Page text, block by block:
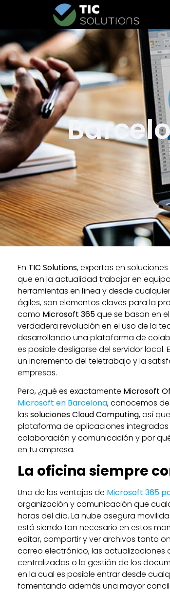
En TIC Solutions, expertos en soluciones
que en la actualidad trabajar en
herramientas en línea y desde
ágiles, son elementos claves para la
como Microsoft 365que se basan en
verdadera revolución en el uso de la
desarrollando una plataforma de
es posible desligarse del servidor
un incremento del teletrabajo y la
empresas.
Pero, ¿qué es exactamente Microsoft
Microsoft en Barcelona, conocemos
las soluciones Cloud Computing,así
plataforma de aplicaciones
colaboración y comunicación y por
en tu empresa.
La oficina siempre
Una de las ventajas de Microsoft 365
organización y comunicación que
horas del día. La nube asegura
está siendo tan necesario en estos
editar, compartir y ver archivos tanto
correo electrónico, las actualizaciones
centralizadas o la gestión de los
en la cual es posible entrar desde
fomentando además una mayor